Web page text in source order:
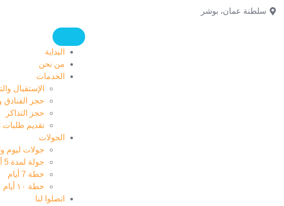
سلطنة عمان، بوشر
البداية
من نحن
الخدمات
الإستقبال
حجز الفنادق
حجز التذاكر
تقديم طلبات
الجولات
جولات ليوم
جولة لمدة 5 أيام
خطة 7 أيام
خطة ١٠ أيام
اتصلوا لنا